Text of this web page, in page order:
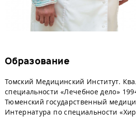
Образование
Томский Медицинский Институт.
специальности «Лечебное дело»
Тюменский государственный
Интернатура по специальности